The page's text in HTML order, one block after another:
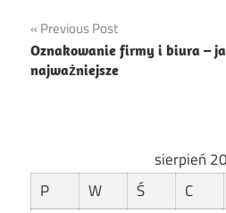
Nawigacja
wpisu
Previous Post
Oznakowanie firmy i biura –
najważniejsze
sierpień
P
W Ś C